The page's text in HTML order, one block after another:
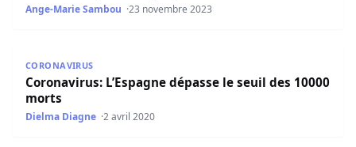
Ange-Marie Sambou 23 novembre 2023
CORONAVIRUS
Coronavirus: L’Espagne dépasse le seuil des 10000
morts
Dielma Diagne 2 avril 2020